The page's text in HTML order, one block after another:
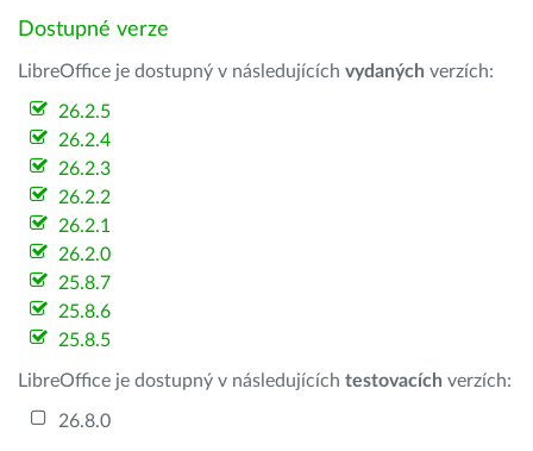
Dostupné verze
LibreOffice je dostupný v následujících vydaných verzích:
26.2.5
26.2.4
26.2.3
26.2.2
26.2.1
26.2.0
25.8.7
25.8.6
25.8.5
LibreOffice je dostupný v následujících testovacích verzích:
26.8.0